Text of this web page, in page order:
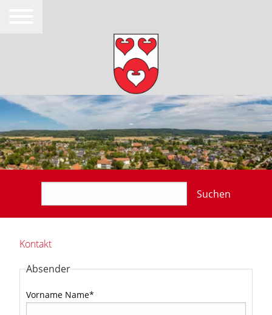
Suchen
Kontakt
Absender
Vorname Name*